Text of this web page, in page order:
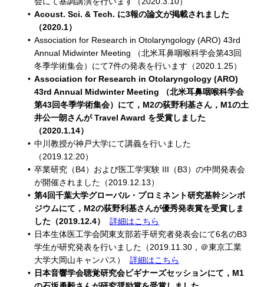
Acoust. Sci. & Tech. に3報の論文が掲載されました
（2020.1）
Association for Research in Otolaryngology (ARO) 43rd
Annual Midwinter Meeting （北米耳鼻咽喉科学会第43回
冬季学術集会）にて7件の発表を行います（2020.1.25）
Association for Research in Otolaryngology (ARO)
43rd Annual Midwinter Meeting （北米耳鼻咽喉科学会
第43回冬季学術集会）にて，M2の荻野利基さん，M1の土
井公一朗さんが Travel Award を受賞しました
（2020.1.14）
中川教授が神戸大学にて講義を行いました
（2019.12.20）
卒業研究（B4）および医工学実験 III（B3）の中間発表会
が開催されました（2019.12.13）
第4回千葉大学グローバル・プロミネント研究基幹シンポ
ジウムにて，M2の荻野利基さんが優秀発表賞を受賞しま
した（2019.12.4）詳細はこちら
日本生体医工学会関東支部若手研究者発表会にて6名のB3
学生が研究発表を行いました（2019.11.30，＠東京工業
大学大岡山キャンパス）詳細はこちら
日本音響学会聴覚研究会ビギナーズセッションにて，M1